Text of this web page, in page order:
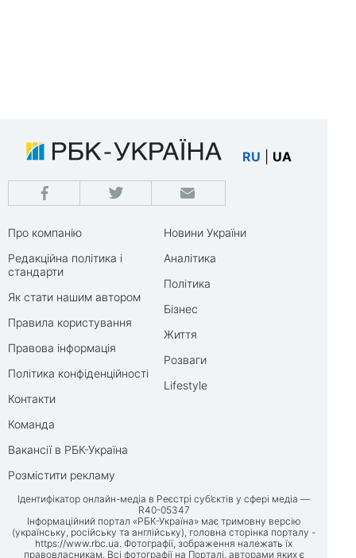
RU UA
Про компанію
Редакційна політика і
стандарти
Як стати нашим автором
Правила користування
Правова інформація
Політика конфіденційності
Контакти
Команда
Вакансії в РБК-Україна
Розмістити рекламу
Новини України
Аналітика
Політика
Бізнес
Життя
Розваги
Lifestyle
Ідентифікатор онлайн-медіа в Реєстрі суб’єктів у сфері медіа —
R40-05347
Інформаційний портал «РБК-Україна» має тримовну версію
(українську, російську та англійську), головна сторінка порталу -
https://www.rbc.ua. Фотографії, зображення належать їх
правовласникам. Всі фотографії на Порталі, авторами яких є